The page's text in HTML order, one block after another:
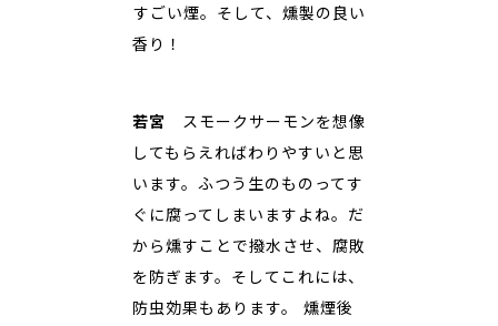
――すごい煙。そして、燻製の良い
香り！
若宮
スモークサーモンを想像
してもらえればわりやすいと思
います。ふつう生のものってす
ぐに腐ってしまいますよね。だ
から燻すことで撥水させ、腐敗
を防ぎます。そしてこれには、
防虫効果もあります。 燻煙後